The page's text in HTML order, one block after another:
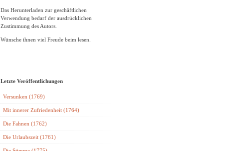
Das Herunterladen zur geschäftlichen
Verwendung bedarf der ausdrücklichen
Zustimmung des Autors.
Wünsche ihnen viel Freude beim lesen.
Letzte Veröffentlichungen
Versunken (1769)
Mit innerer Zufriedenheit (1764)
Die Fahnen (1762)
Die Urlaubszeit (1761)